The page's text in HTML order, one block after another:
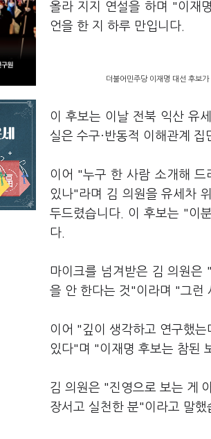
올라 지지 연설을 하며 "이재
언을 한 지 하루 만입니다.
더불어민주당 이재명 대선 후보
이 후보는 이날 전북 익산 유
실은 수구·반동적 이해관계
이어 "누구 한 사람 소개해 드
있나"라며 김 의원을 유세차
두드렸습니다. 이 후보는 "이
다.
마이크를 넘겨받은 김 의원은
을 안 한다는 것"이라며 "그런
이어 "깊이 생각하고 연구했
있다"며 "이재명 후보는 참된
김 의원은 "진영으로 보는 게
장서고 실천한 분"이라고 말